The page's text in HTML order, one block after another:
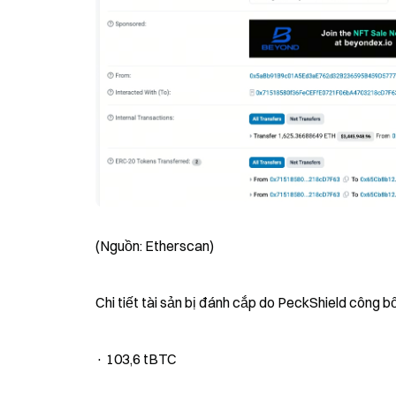
(Nguồn: Etherscan)
Chi tiết tài sản bị đánh cắp do PeckShield công
· 103,6 tBTC